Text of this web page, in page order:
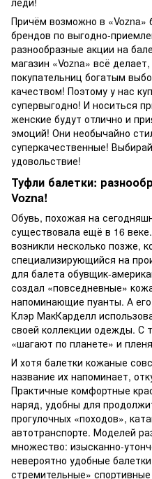
Причём возможно в «Vozna»
брендов по выгодно-
разнообразные акции на
магазин «Vozna» всё
покупательниц богатым
качеством! Поэтому у нас
супервыгодно! И носиться
женские будут отлично и
эмоций! Они необычайно
суперкачественные!
удовольствие!
Туфли балетки:
Vozna!
Обувь, похожая на
существовала ещё в 16
возникли несколько позже,
специализирующийся на
для балета обувщик-
создал «повседневные»
напоминающие пуанты. А
Клэр МакКарделл
своей коллекции одежды. С
«шагают по планете» и
И хотя балетки кожаные
название их напоминает,
Практичные комфортные
наряд, удобны для
прогулочных «походов»,
автотранспорте. Моделей
множество: изысканно-
невероятно удобные
стремительные»